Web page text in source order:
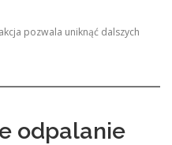
pozwala uniknąć dalszych
odpalanie